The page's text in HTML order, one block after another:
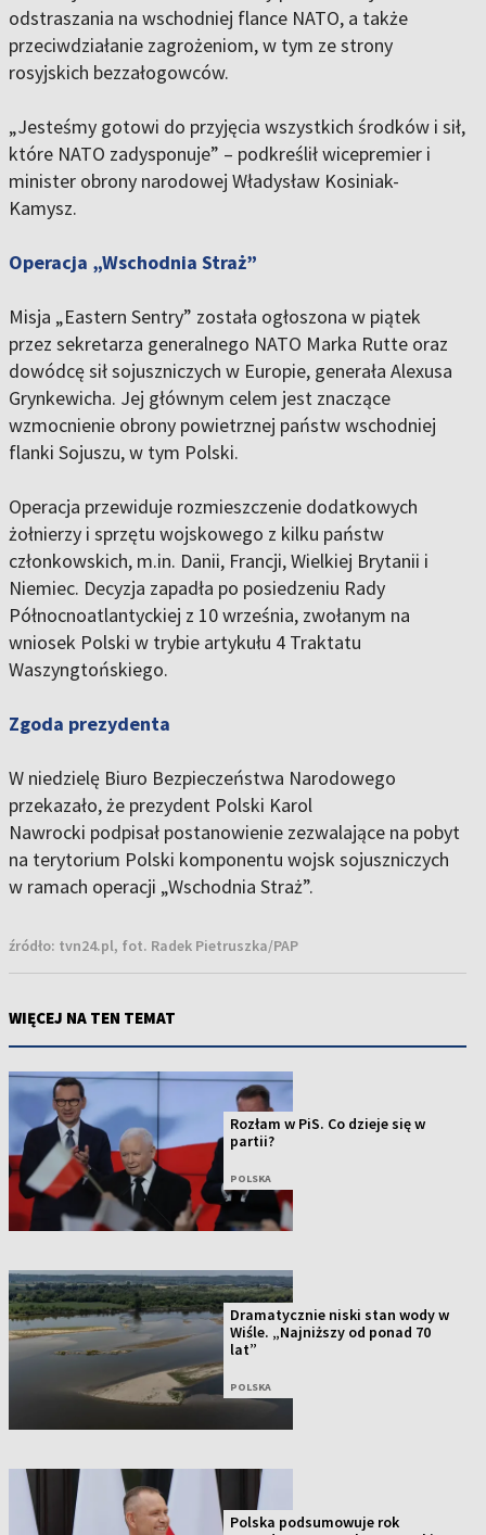
odstraszania na wschodniej flance NATO, a także
przeciwdziałanie zagrożeniom, w tym ze strony
rosyjskich bezzałogowców.
„Jesteśmy gotowi do przyjęcia wszystkich środków i sił,
które NATO zadysponuje” – podkreślił wicepremier i
minister obrony narodowej Władysław Kosiniak-
Kamysz.
Operacja „Wschodnia Straż”
Misja „Eastern Sentry” została ogłoszona w piątek
przez sekretarza generalnego NATO Marka Rutte oraz
dowódcę sił sojuszniczych w Europie, generała Alexusa
Grynkewicha. Jej głównym celem jest znaczące
wzmocnienie obrony powietrznej państw wschodniej
flanki Sojuszu, w tym Polski.
Operacja przewiduje rozmieszczenie dodatkowych
żołnierzy i sprzętu wojskowego z kilku państw
członkowskich, m.in. Danii, Francji, Wielkiej Brytanii i
Niemiec. Decyzja zapadła po posiedzeniu Rady
Północnoatlantyckiej z 10 września, zwołanym na
wniosek Polski w trybie artykułu 4 Traktatu
Waszyngtońskiego.
Zgoda prezydenta
W niedzielę Biuro Bezpieczeństwa Narodowego
przekazało, że prezydent Polski Karol
Nawrocki podpisał postanowienie zezwalające na pobyt
na terytorium Polski komponentu wojsk sojuszniczych
w ramach operacji „Wschodnia Straż”.
źródło: tvn24.pl, fot. Radek Pietruszka/PAP
WIĘCEJ NA TEN TEMAT
Rozłam w PiS. Co dzieje się w
partii?
POLSKA
Dramatycznie niski stan wody w
Wiśle. „Najniższy od ponad 70
lat”
POLSKA
Polska podsumowuje rok